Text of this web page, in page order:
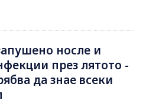
носле и
през лятотo -
да знае всеки